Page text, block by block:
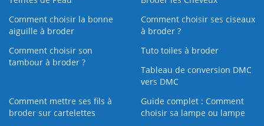
Comment choisir la bonne
aiguille à broder
Comment choisir ses ciseaux
à broder ?
Comment choisir son
tambour à broder ?
Tuto toiles à broder
Tableau de conversion DMC
vers DMC
Comment mettre ses fils à
broder sur cartelettes
Guide complet : Comment
choisir sa lampe ou lampe